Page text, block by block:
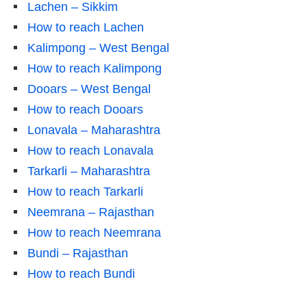
Lachen – Sikkim
How to reach Lachen
Kalimpong – West Bengal
How to reach Kalimpong
Dooars – West Bengal
How to reach Dooars
Lonavala – Maharashtra
How to reach Lonavala
Tarkarli – Maharashtra
How to reach Tarkarli
Neemrana – Rajasthan
How to reach Neemrana
Bundi – Rajasthan
How to reach Bundi